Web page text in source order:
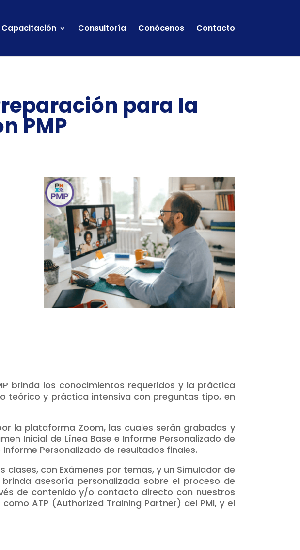
Capacitación Consultoría Conócenos Contacto
para la
PMP
brinda los conocimientos requeridos y la práctica
teórico y práctica intensiva con preguntas tipo, en
la plataforma Zoom, las cuales serán grabadas y
Inicial de Línea Base e Informe Personalizado de
Personalizado de resultados finales.
con Exámenes por temas, y un Simulador de
asesoría personalizada sobre el proceso de
de contenido y/o contacto directo con nuestros
ATP (Authorized Training Partner) del PMI, y el